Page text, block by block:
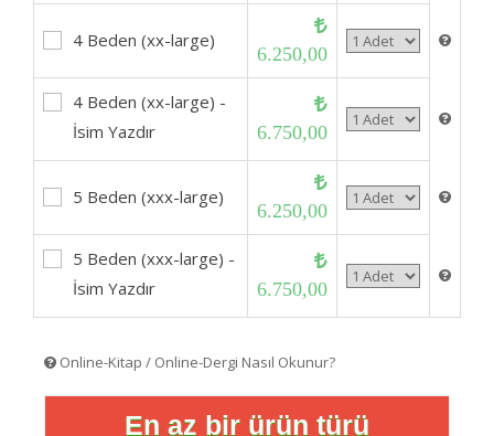
4 Beden (xx-large)
6.250,00
4 Beden (xx-large) -
İsim Yazdır
6.750,00
5 Beden (xxx-large)
6.250,00
5 Beden (xxx-large) -
İsim Yazdır
6.750,00
Online-Kitap / Online-Dergi Nasıl Okunur?
En az bir ürün türü